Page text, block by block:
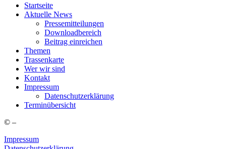
Start­sei­te
Aktu­el­le News
Pres­se­mit­tei­lun­gen
Down­load­be­reich
Bei­trag einreichen
The­men
Tras­sen­kar­te
Wer wir sind
Kon­takt
Impres­sum
Daten­schutz­er­klä­rung
Ter­min­über­sicht
© –
Impressum